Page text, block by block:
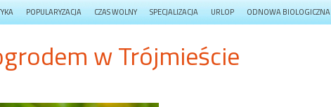
POPULARYZACJA CZAS WOLNY SPECJALIZACJA URLOP ODNOWA BIOLOGICZNA
w Trójmieście